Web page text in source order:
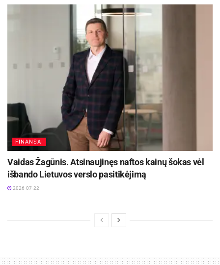
FINANSAI
Vaidas Žagūnis. Atsinaujinęs naftos kainų šokas vėl
išbando Lietuvos verslo pasitikėjimą
2026-07-22